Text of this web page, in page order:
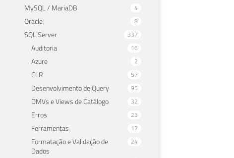
MySQL / MariaDB 4
Oracle 8
SQL Server 337
Auditoria 16
Azure 2
CLR 57
Desenvolvimento de Query 95
DMVs e Views de Catálogo 32
Erros 23
Ferramentas 12
Formatação e Validação de
Dados
24